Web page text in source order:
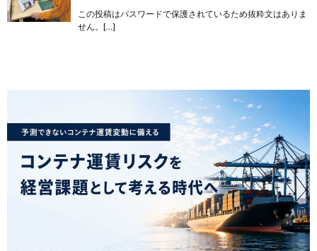
この投稿はパスワードで保護されているため抜粋文はありま
せん。[…]